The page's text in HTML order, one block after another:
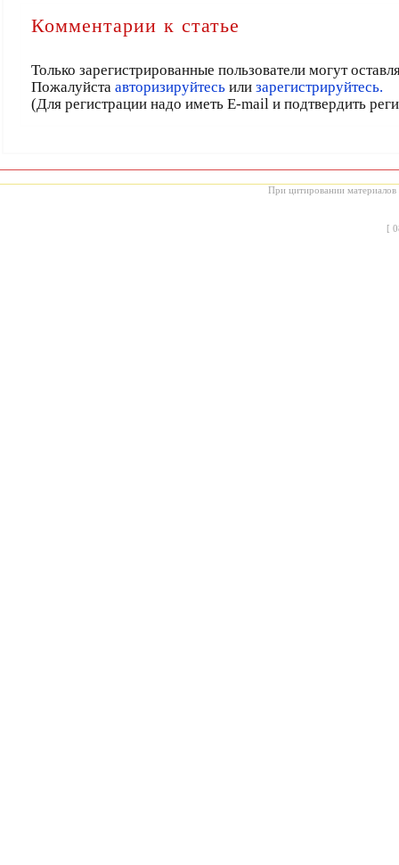
Комментарии к статье
Только зарегистрированные пользователи могут
Пожалуйста авторизируйтесьили зарегистрируйтесь.
(Для регистрации надо иметь E-mail и подтвердить
При цитировании материалов
[